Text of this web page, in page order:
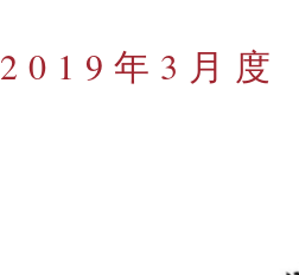
2019年3月度